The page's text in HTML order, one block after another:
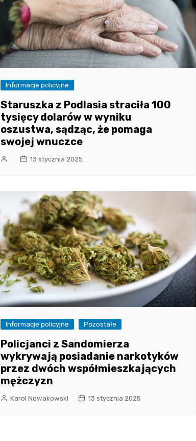
Informacje policyjne
Staruszka z Podlasia straciła 100
tysięcy dolarów w wyniku
oszustwa, sądząc, że pomaga
swojej wnuczce
13 stycznia 2025
Informacje policyjne Pozostałe
Policjanci z Sandomierza
wykrywają posiadanie narkotyków
przez dwóch współmieszkających
mężczyzn
Karol Nowakowski 13 stycznia 2025